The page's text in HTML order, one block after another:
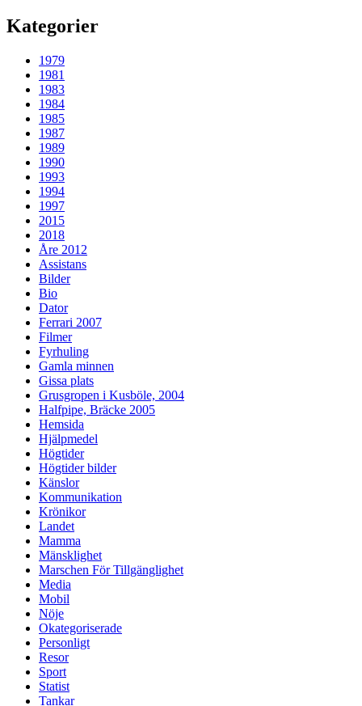
Kategorier
1979
1981
1983
1984
1985
1987
1989
1990
1993
1994
1997
2015
2018
Åre 2012
Assistans
Bilder
Bio
Dator
Ferrari 2007
Filmer
Fyrhuling
Gamla minnen
Gissa plats
Grusgropen i Kusböle, 2004
Halfpipe, Bräcke 2005
Hemsida
Hjälpmedel
Högtider
Högtider bilder
Känslor
Kommunikation
Krönikor
Landet
Mamma
Mänsklighet
Marschen För Tillgänglighet
Media
Mobil
Nöje
Okategoriserade
Personligt
Resor
Sport
Statist
Tankar